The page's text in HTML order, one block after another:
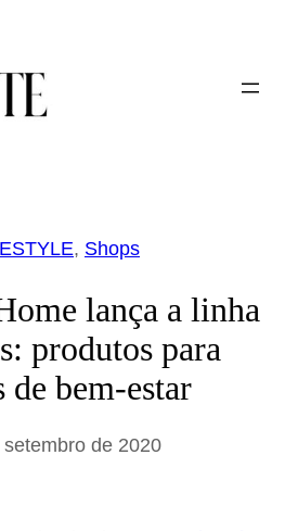
, Shops
lança a linha
produtos para
de bem-estar
setembro de 2020